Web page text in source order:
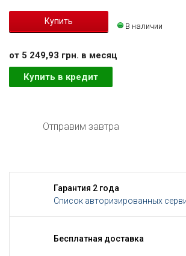
В наличии
от 5 249,93 грн. в месяц
Купить в кредит
Отправим завтра
Гарантия 2 года
Список авторизированных
Бесплатная доставка